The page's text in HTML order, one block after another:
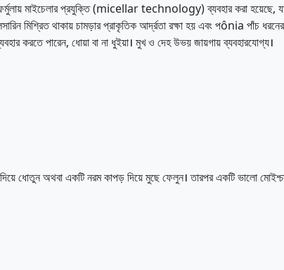
ফর্মুলায় মাইচেলার প্রযুক্তি (micellar technology) ব্যবহার করা হয়েছে,
মিশ্রিত থাকায় চামড়ার প্রাকৃতিক আর্দ্রতা রক্ষা হয় এবং পônia পাঁচ
করতে পারেন, ধোয়া বা না ধুইয়া। মুখ ও দেহ উভয় জায়গায় ব্যবহারযোগ্য।
ধোতুন অথবা একটি নরম কাপড় দিয়ে মুছে ফেলুন। তারপর একটি ভালো